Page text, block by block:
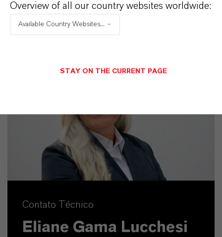
ENVIAR UMA MENSAGEM
Contato Técnico
Eliane Gama Lucchesi
Overview of all our country websites worldwide:
Available Country Websites...
STAY ON THE CURRENT PAGE